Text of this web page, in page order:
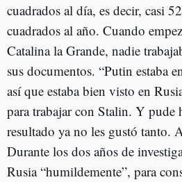
cuadrados al día, es decir, casi
cuadrados al año. Cuando
Catalina la Grande, nadie
sus documentos. “Putin estaba
así que estaba bien visto en
para trabajar con Stalin. Y pude
resultado ya no les gustó tanto.
Durante los dos años de
Rusia “humildemente”, para